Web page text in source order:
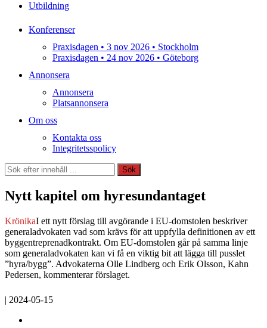
Utbildning
Konferenser
Praxisdagen • 3 nov 2026 • Stockholm
Praxisdagen • 24 nov 2026 • Göteborg
Annonsera
Annonsera
Platsannonsera
Om oss
Kontakta oss
Integritetsspolicy
Sök
Sök
Nytt kapitel om hyresundantaget
KrönikaI ett nytt förslag till avgörande i EU-domstolen beskriver
generaladvokaten vad som krävs för att uppfylla definitionen av ett
byggentreprenadkontrakt. Om EU-domstolen går på samma linje
som generaladvokaten kan vi få en viktig bit att lägga till pusslet
”hyra/bygg”. Advokaterna Olle Lindberg och Erik Olsson, Kahn
Pedersen, kommenterar förslaget.
| 2024-05-15